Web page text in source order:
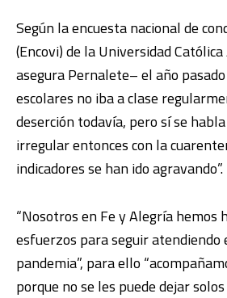
Según la encuesta nacional de
(Encovi) de la Universidad
asegura Pernalete– el año
escolares no iba a clase
deserción todavía, pero sí se
irregular entonces con la
indicadores se han ido agravando”.
“Nosotros en Fe y Alegría hemos
esfuerzos para seguir atendiendo
pandemia”, para ello
porque no se les puede dejar